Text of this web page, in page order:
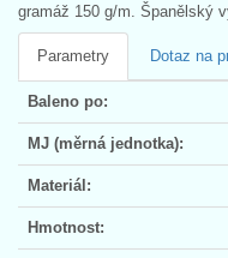
gramáž 150 g/m. Španělský
Parametry Dotaz na
Baleno po:
MJ (měrná jednotka):
Materiál:
Hmotnost: